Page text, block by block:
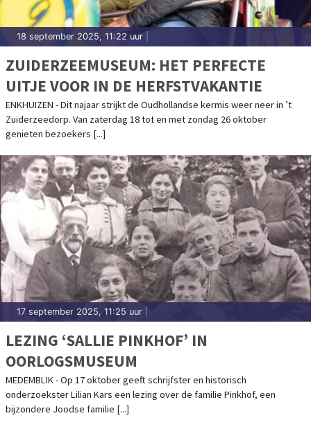
18 september 2025, 11:22 uur
ZUIDERZEEMUSEUM: HET PERFECTE
UITJE VOOR IN DE HERFSTVAKANTIE
ENKHUIZEN - Dit najaar strijkt de Oudhollandse kermis weer neer in ’t
Zuiderzeedorp. Van zaterdag 18 tot en met zondag 26 oktober
genieten bezoekers [...]
17 september 2025, 11:25 uur
LEZING ‘SALLIE PINKHOF’ IN
OORLOGSMUSEUM
MEDEMBLIK - Op 17 oktober geeft schrijfster en historisch
onderzoekster Lilian Kars een lezing over de familie Pinkhof, een
bijzondere Joodse familie [...]